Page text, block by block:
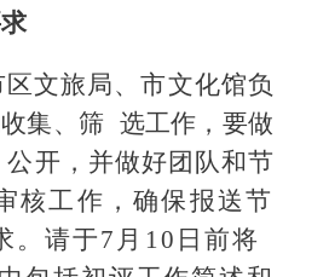
文旅局、市文化馆负
集、筛 选工作，要做
开，并做好团队和节
核工作，确保报送节
。请于7月10日前将